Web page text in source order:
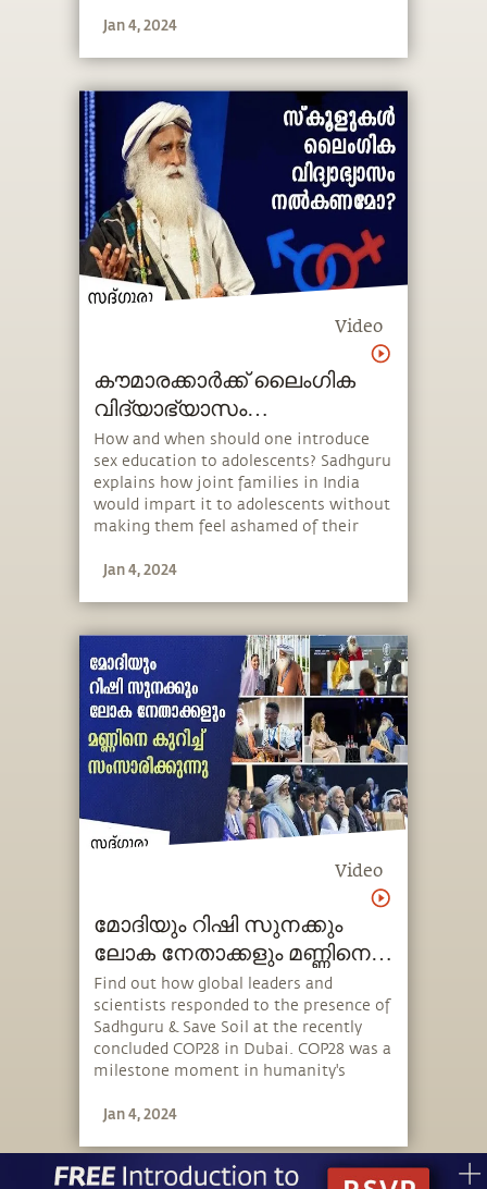
Jan 4, 2024
Video
കൗമാരക്കാർക്ക് ലൈംഗിക
വിദ്യാഭ്യാസം
നൽകേണ്ടതിന്റെ
പ്രാധാന്യം Sex Education
Teenssex-education-teens
How and when should one introduce
sex education to adolescents? Sadhguru
explains how joint families in India
would impart it to adolescents without
making them feel ashamed of their
it in today’s day and age. He also speaks
Jan 4, 2024
Video
മോദിയും റിഷി സുനക്കും
ലോക നേതാക്കളും മണ്ണിനെ
കുറിച്ച് സംസാരിക്കുന്നു
Find out how global leaders and
scientists responded to the presence of
Sadhguru & Save Soil at the recently
concluded COP28 in Dubai. COP28 was a
milestone moment in humanity's
it recognized the substantial role that
climate change, and on the flipside, the
tremendous potential healthy soil has
Jan 4, 2024